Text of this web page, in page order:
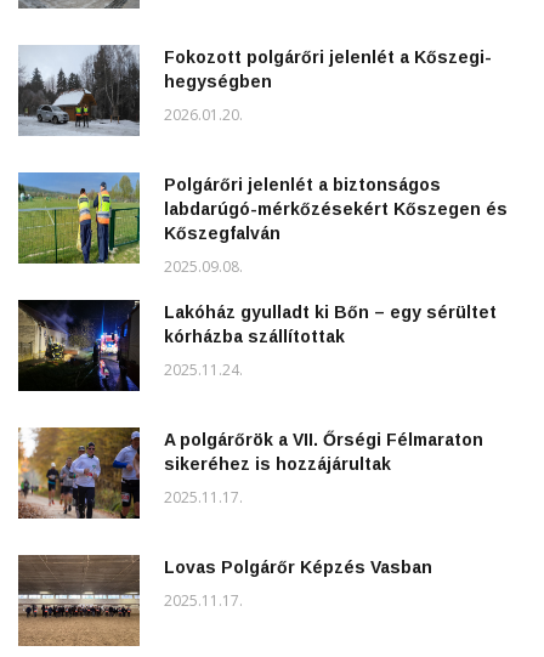
Fokozott polgárőri jelenlét a Kőszegi-
hegységben
2026.01.20.
Polgárőri jelenlét a biztonságos
labdarúgó-mérkőzésekért Kőszegen és
Kőszegfalván
2025.09.08.
Lakóház gyulladt ki Bőn – egy sérültet
kórházba szállítottak
2025.11.24.
A polgárőrök a VII. Őrségi Félmaraton
sikeréhez is hozzájárultak
2025.11.17.
Lovas Polgárőr Képzés Vasban
2025.11.17.